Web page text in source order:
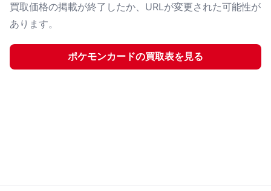
買取価格の掲載が終了したか、URLが変更された可能性が
あります。
ポケモンカードの買取表を見る